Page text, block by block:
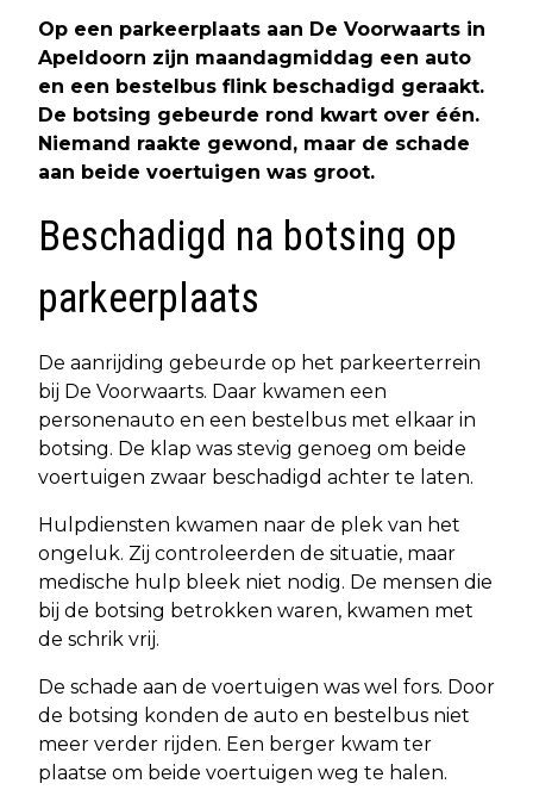
Op een parkeerplaats aan De Voorwaarts in
Apeldoorn zijn maandagmiddag een auto
en een bestelbus flink beschadigd geraakt.
De botsing gebeurde rond kwart over één.
Niemand raakte gewond, maar de schade
aan beide voertuigen was groot.
Beschadigd na botsing op
parkeerplaats
De aanrijding gebeurde op het parkeerterrein
bij De Voorwaarts. Daar kwamen een
personenauto en een bestelbus met elkaar in
botsing. De klap was stevig genoeg om beide
voertuigen zwaar beschadigd achter te laten.
Hulpdiensten kwamen naar de plek van het
ongeluk. Zij controleerden de situatie, maar
medische hulp bleek niet nodig. De mensen die
bij de botsing betrokken waren, kwamen met
de schrik vrij.
De schade aan de voertuigen was wel fors. Door
de botsing konden de auto en bestelbus niet
meer verder rijden. Een berger kwam ter
plaatse om beide voertuigen weg te halen.